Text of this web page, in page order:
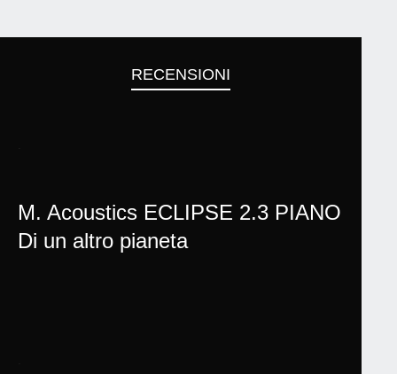
RECENSIONI
M. Acoustics ECLIPSE 2.3 PIANO
Di un altro pianeta